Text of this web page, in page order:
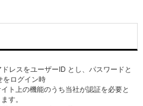
レスをユーザーID とし、パスワードと
をログイン時
ト上の機能のうち当社が認証を必要と
す。